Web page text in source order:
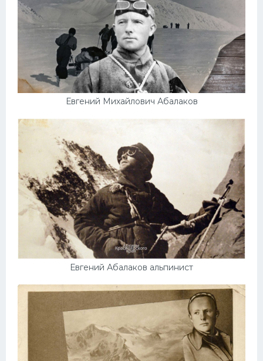
Евгений Михайлович Абалаков
Евгений Абалаков альпинист